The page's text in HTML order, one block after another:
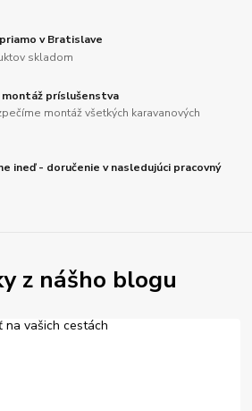
v Bratislave
skladom
príslušenstva
montáž všetkých karavanových
ineď - doručenie v nasledujúci pracovný
z nášho blogu